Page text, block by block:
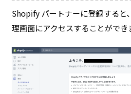
Shopify パートナーに登録すると
理画面にアクセスすることができ